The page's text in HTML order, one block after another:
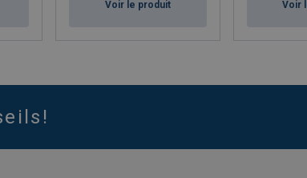
Voir le produit Voir